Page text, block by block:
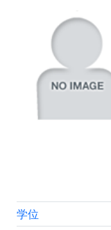
学位